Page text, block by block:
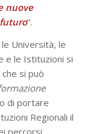
nuove
”.
Università, le
e le Istituzioni si
si può
di portare
Regionali il
percorsi